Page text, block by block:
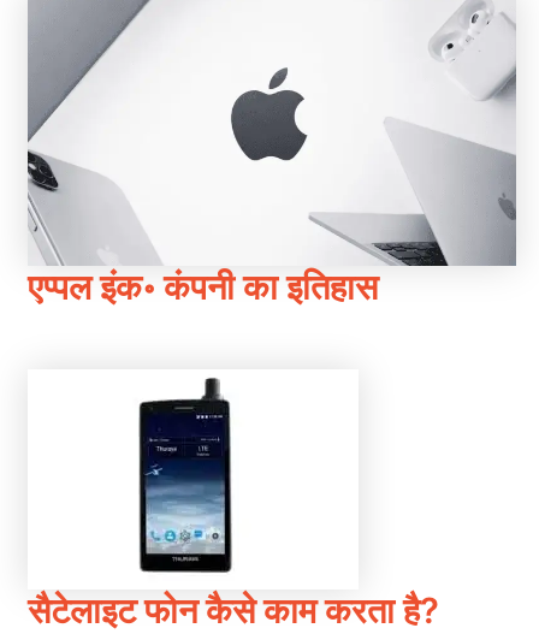
एप्पल इंक॰ कंपनी का इतिहास
सैटेलाइट फोन कैसे काम करता है?